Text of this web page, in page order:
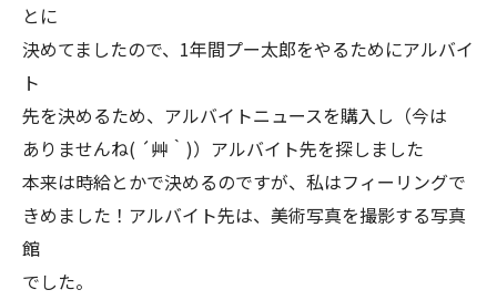
とに
決めてましたので、1年間プー太郎をやるためにアルバイ
ト
先を決めるため、アルバイトニュースを購入し（今は
ありませんね( ´艸｀)）アルバイト先を探しました
本来は時給とかで決めるのですが、私はフィーリングで
きめました！アルバイト先は、美術写真を撮影する写真
館
でした。